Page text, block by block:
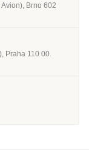
Brno 602
Praha 110 00.